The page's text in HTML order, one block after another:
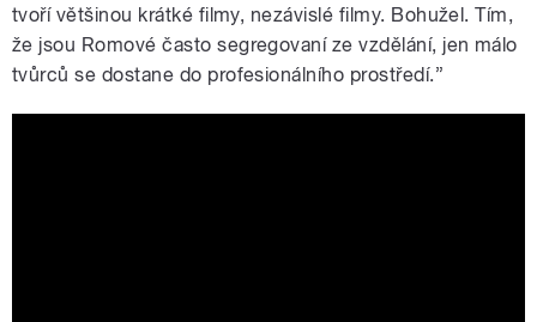
tvoří většinou krátké filmy, nezávislé filmy. Bohužel. Tím,
že jsou Romové často segregovaní ze vzdělání, jen málo
tvůrců se dostane do profesionálního prostředí.”